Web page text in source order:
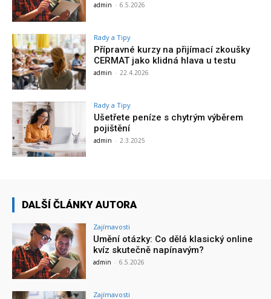
admin - 6.5.2026
Rady a Tipy
Přípravné kurzy na přijímací zkoušky
CERMAT jako klidná hlava u testu
admin - 22.4.2026
Rady a Tipy
Ušetřete peníze s chytrým výběrem
pojištění
admin - 2.3.2025
DALŠÍ ČLÁNKY AUTORA
Zajímavosti
Umění otázky: Co dělá klasický online
kvíz skutečně napínavým?
admin - 6.5.2026
Zajímavosti